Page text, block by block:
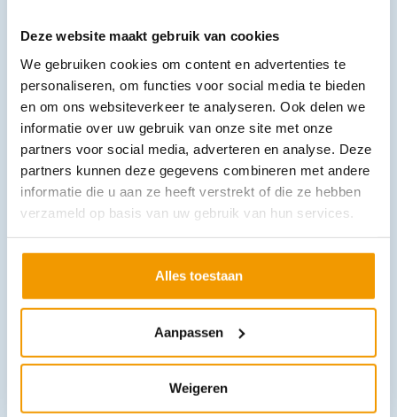
Deze website maakt gebruik van cookies
We gebruiken cookies om content en advertenties te
personaliseren, om functies voor social media te bieden
en om ons websiteverkeer te analyseren. Ook delen we
informatie over uw gebruik van onze site met onze
partners voor social media, adverteren en analyse. Deze
partners kunnen deze gegevens combineren met andere
informatie die u aan ze heeft verstrekt of die ze hebben
verzameld op basis van uw gebruik van hun services.
Alles toestaan
Aanpassen
Weigeren
Defibtech Lifeline AED (halfautomaat)
€1.411,55 incl. btw
1295 excl. btw
In winkelwagen
Leverbaar
AED Philips FRX halfautomaat
€1.624,10 incl. btw